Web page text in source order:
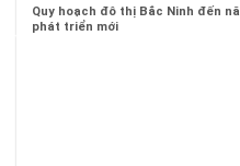
Quy hoạch đô thị Bắc Ninh đến
phát triển mới